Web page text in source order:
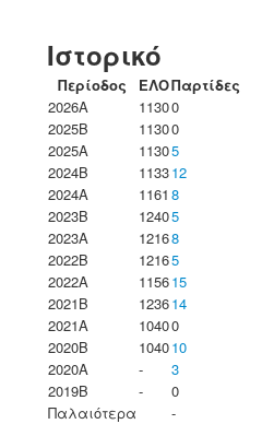
Ιστορικό
Περίοδος ΕΛΟΠαρτίδες
2026A
11300
2025B
11300
2025A
11305
2024B
113312
2024A
1161 8
2023B
12405
2023Α
12168
2022B
12165
2022A
115615
2021B
123614
2021A
10400
2020B
104010
2020A
-
3
2019B
-
0
Παλαιότερα
-